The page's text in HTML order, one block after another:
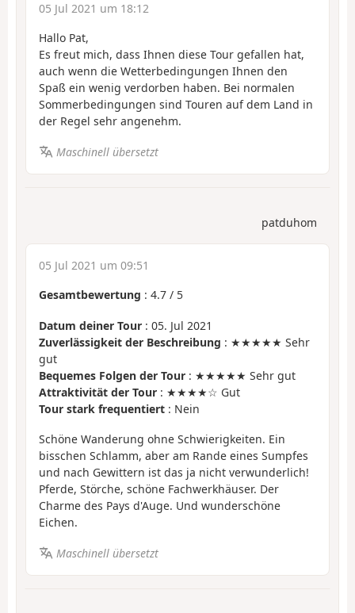
05 Jul 2021 um 18:12
Hallo Pat,
Es freut mich, dass Ihnen diese Tour gefallen hat,
auch wenn die Wetterbedingungen Ihnen den
Spaß ein wenig verdorben haben. Bei normalen
Sommerbedingungen sind Touren auf dem Land in
der Regel sehr angenehm.
Maschinell übersetzt
patduhom
05 Jul 2021 um 09:51
Gesamtbewertung : 4.7 / 5
Datum deiner Tour : 05. Jul 2021
Zuverlässigkeit der Beschreibung : ★★★★★ Sehr
gut
Bequemes Folgen der Tour : ★★★★★ Sehr gut
Attraktivität der Tour : ★★★★☆ Gut
Tour stark frequentiert : Nein
Schöne Wanderung ohne Schwierigkeiten. Ein
bisschen Schlamm, aber am Rande eines Sumpfes
und nach Gewittern ist das ja nicht verwunderlich!
Pferde, Störche, schöne Fachwerkhäuser. Der
Charme des Pays d'Auge. Und wunderschöne
Eichen.
Maschinell übersetzt